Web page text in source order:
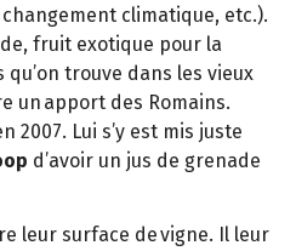
climatique, etc.).
fruit exotique pour la
qu’on trouve dans les vieux
un apport des Romains.
2007. Lui s’y est mis juste
d’avoir un jus de grenade
leur surface de vigne. Il leur